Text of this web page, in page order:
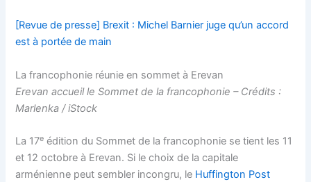
[Revue de presse] Brexit : Michel Barnier juge qu’un accord
est à portée de main
La francophonie réunie en sommet à Erevan
Erevan accueil le Sommet de la francophonie – Crédits :
Marlenka / iStock
La 17e édition du Sommet de la francophonie se tient les 11
et 12 octobre à Erevan. Si le choix de la capitale
arménienne peut sembler incongru, le Huffington Post